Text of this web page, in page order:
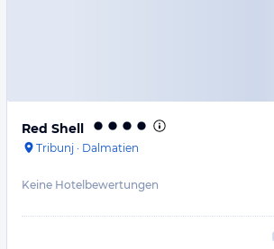
Red Shell
Tribunj · Dalmatien
Keine Hotelbewertungen